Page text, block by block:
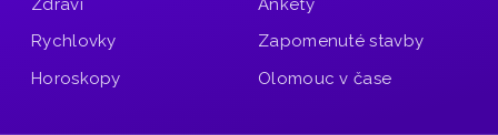
Zdraví
Rychlovky
Horoskopy
Ankety
Zapomenuté stavby
Olomouc v čase